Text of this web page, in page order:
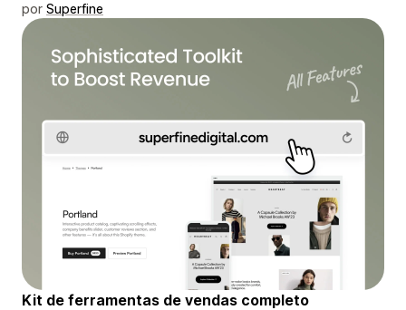
por Superfine
Kit de ferramentas de vendas completo